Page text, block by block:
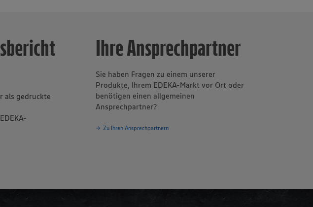
als gedruckte
Ihre Ansprechpartner
Sie haben Fragen zu einem unserer
Produkte, Ihrem EDEKA-Markt vor Ort oder
benötigen einen allgemeinen
Ansprechpartner?
Zu Ihren Ansprechpartnern